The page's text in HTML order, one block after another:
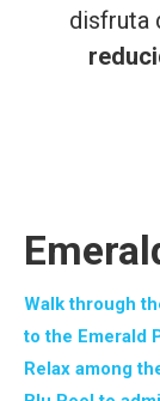
disfruta
Walk through
to the Emerald
Relax among